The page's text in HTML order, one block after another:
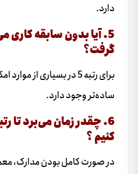
دارد.
5. آیا بدون سابقه کاری
گرفت؟
برای رتبه 5 در بسیاری از
ساده‌تر وجود دارد.
6. چقدر زمان می‌برد تا
کنیم ؟